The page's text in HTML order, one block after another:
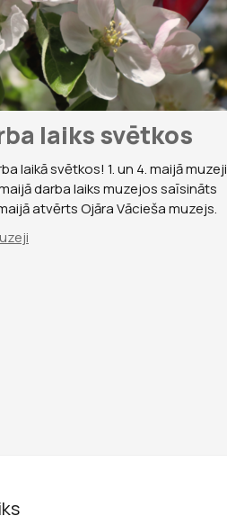
laiks svētkos
laikā svētkos! 1. un 4. maijā muzeji
darba laiks muzejos saīsināts
atvērts Ojāra Vācieša muzejs.